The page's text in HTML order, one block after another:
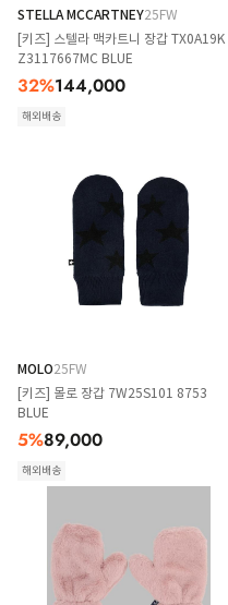
STELLA MCCARTNEY25FW
[키즈] 스텔라 맥카트니 장갑 TX0A19K
Z3117667MC BLUE
32%144,000
해외배송
MOLO25FW
[키즈] 몰로 장갑 7W25S101 8753
BLUE
5%89,000
해외배송